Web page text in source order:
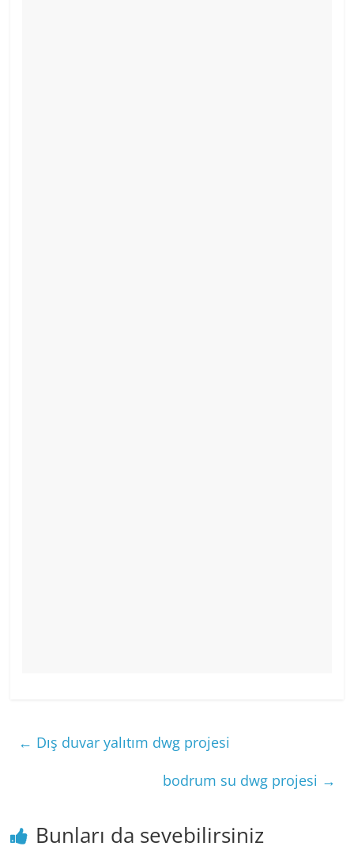
← Dış duvar yalıtım dwg projesi
bodrum su dwg projesi →
Bunları da sevebilirsiniz